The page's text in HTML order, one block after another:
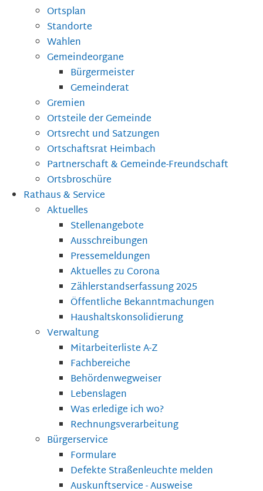
Ortsplan
Standorte
Wahlen
Gemeindeorgane
Bürgermeister
Gemeinderat
Gremien
Ortsteile der Gemeinde
Ortsrecht und Satzungen
Ortschaftsrat Heimbach
Partnerschaft & Gemeinde-Freundschaft
Ortsbroschüre
Rathaus & Service
Aktuelles
Stellenangebote
Ausschreibungen
Pressemeldungen
Aktuelles zu Corona
Zählerstandserfassung 2025
Öffentliche Bekanntmachungen
Haushaltskonsolidierung
Verwaltung
Mitarbeiterliste A-Z
Fachbereiche
Behördenwegweiser
Lebenslagen
Was erledige ich wo?
Rechnungsverarbeitung
Bürgerservice
Formulare
Defekte Straßenleuchte melden
Auskunftservice - Ausweise